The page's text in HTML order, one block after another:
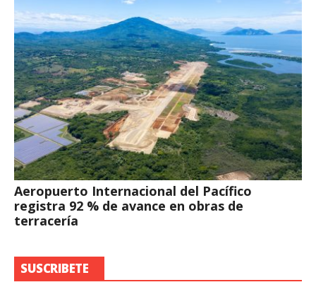
Aeropuerto Internacional del Pacífico
registra 92 % de avance en obras de
terracería
SUSCRIBETE